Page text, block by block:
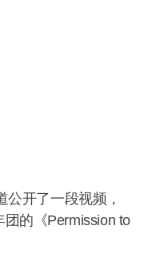
公开了一段视频，
的《Permission to